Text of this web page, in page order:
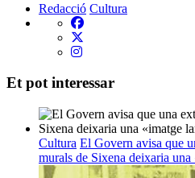
Redacció Cultura
Et pot interessar
Cultura El Govern avisa que
murals de Sixena deixaria una